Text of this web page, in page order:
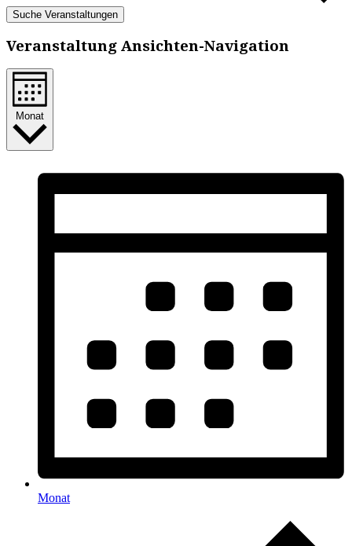
Suche Veranstaltungen
Veranstaltung Ansichten-Navigation
Monat
Monat